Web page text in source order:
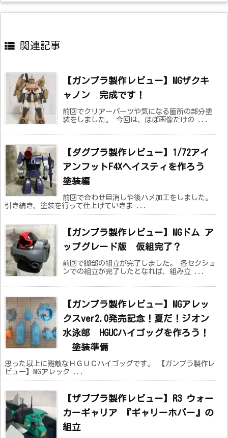
 関連記事
【ガンプラ製作レビュー】MGザクキ
ャノン 完成です！
前回でクリアーパーツや気になる箇所の部分塗
装をしました。 今回は、ほぼ画像だけの ...
【ダグプラ製作レビュー】1/72アイ
アンフットF4Xヘイスティを作ろう
塗装編
前回で合わせ目消しや後ハメ加工をしました。
引き続き、塗装を行って仕上げていきま ...
【ガンプラ製作レビュー】MGドム ア
ップグレード版 仮組完了？
前回で脚部の組立が完了しました。 各セクショ
ンでの組立が完了したとなれば、組み立 ...
【ガンプラ製作レビュー】MGアレッ
クスver2.0発売記念！夏だ！ジオン
水泳部 HGUCハイゴッグを作ろう！
塗装準備
思った以上に難敵なＨＧＵＣハイゴッグです。 【ガンプラ製作レ
ビュー】MGアレック ...
【ザブプラ製作レビュー】R3 ウォー
カーギャリア 『ギャリーホバー』の
組立